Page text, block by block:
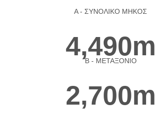
A - ΣΥΝΟΛΙΚΟ ΜΗΚΟΣ
4,490m
B - ΜΕΤΑΞΟΝΙΟ
2,700m